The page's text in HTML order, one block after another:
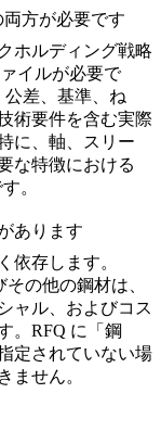
方が必要です
ホルディング戦略
イルが必要で
差、基準、ね
術要件を含む実際
に、軸、スリー
な特徴における
。
あります
依存します。
その他の鋼材は、
ャル、およびコス
。RFQ に「鋼
定されていない場
ません。